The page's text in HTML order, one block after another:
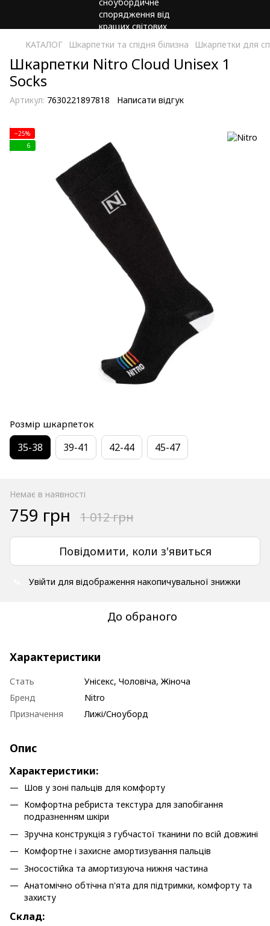
КАТАЛОГ Шкарпетки та спідня білизна Шкарпетки для
Шкарпетки Nitro Cloud Unisex 1
Socks
Артикул: 7630221897818 Написати відгук
−25%
6
Розмір шкарпеток
35-38 39-41 42-44 45-47
Немає в наявності
759 грн 1 012 грн
Повідомити, коли з'явиться
Увійти для відображення накопичувальної знижки
До обраного
Характеристики
Стать
Унісекс, Чоловіча, Жіноча
Бренд
Nitro
Призначення
Лижі/Сноуборд
Опис
Характеристики:
Шов у зоні пальців для комфорту
Комфортна ребриста текстура для запобігання
подразненням шкіри
Зручна конструкція з губчастої тканини по всій довжині
Комфортне і захисне амортизування пальців
Зносостійка та амортизуюча нижня частина
Анатомічно обтічна п'ята для підтримки, комфорту та
захисту
Склад: